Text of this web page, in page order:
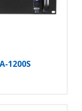
1200S